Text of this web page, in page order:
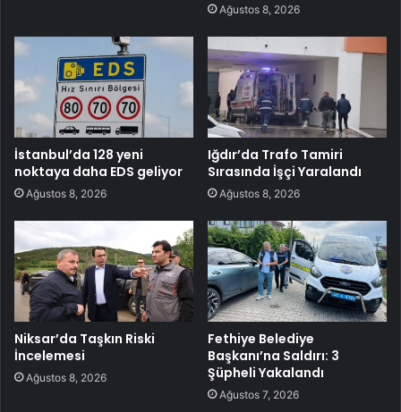
Ağustos 8, 2026
İstanbul’da 128 yeni
noktaya daha EDS geliyor
Ağustos 8, 2026
Iğdır’da Trafo Tamiri
Sırasında İşçi Yaralandı
Ağustos 8, 2026
Niksar’da Taşkın Riski
İncelemesi
Ağustos 8, 2026
Fethiye Belediye
Başkanı’na Saldırı: 3
Şüpheli Yakalandı
Ağustos 7, 2026